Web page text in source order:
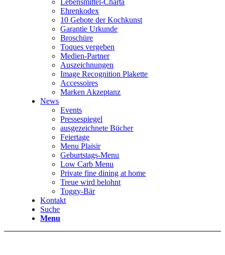
Lebensmittel-Charta
Ehrenkodex
10 Gebote der Kochkunst
Garantie Urkunde
Broschüre
Toques vergeben
Medien-Partner
Auszeichnungen
Image Recognition Plakette
Accessoires
Marken Akzeptanz
News
Events
Pressespiegel
ausgezeichnete Bücher
Feiertage
Menu Plaisir
Geburtstags-Menu
Low Carb Menu
Private fine dining at home
Treue wird belohnt
Toggy-Bär
Kontakt
Suche
Menu